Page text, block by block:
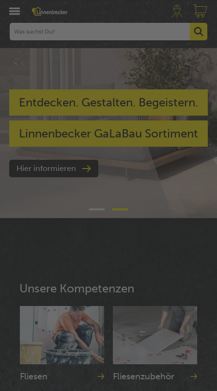
Entdecken. Gestalten. Begeistern.
Linnenbecker GaLaBau Sortiment
Hier informieren
Unsere Kompetenzen
Fliesen Fliesenzubehör